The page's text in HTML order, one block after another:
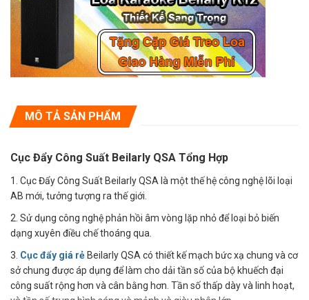
MÔ TẢ SẢN PHẨM
Cục Đẩy Công Suất Beilarly QSA Tổng Hợp
1. Cục Đẩy Công Suất Beilarly QSA là một thế hệ công nghệ lõi loại
AB mới, tưởng tượng ra thế giới.
2. Sử dụng công nghệ phản hồi âm vòng lặp nhỏ để loại bỏ biến
dạng xuyên điều chế thoáng qua.
3. Cục đẩy giá rẻ Beilarly QSA có thiết kế mạch bức xạ chung và cơ
sở chung được áp dụng để làm cho dải tần số của bộ khuếch đại
công suất rộng hơn và cân bằng hơn. Tần số thấp dày và linh hoạt,